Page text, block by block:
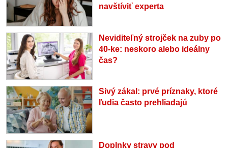
navštíviť experta
Neviditeľný strojček na zuby po
40-ke: neskoro alebo ideálny
čas?
Sivý zákal: prvé príznaky, ktoré
ľudia často prehliadajú
Doplnky stravy pod